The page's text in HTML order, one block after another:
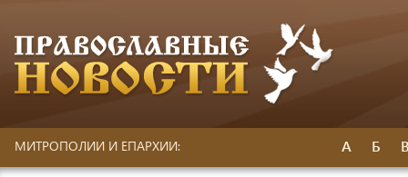
МИТРОПОЛИИ И ЕПАРХИИ: А Б